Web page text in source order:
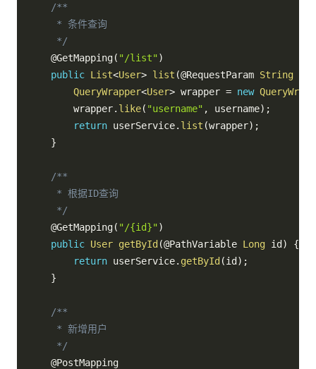
/**
     * 条件查询
     */
@GetMapping( "/list")
public List<User> list (@RequestParam String
QueryWrapper<User> wrapper = new
        wrapper
. like( "username" , username) ;
return userService. list (wrapper) ;
}
/**
     * 根据ID查询
     */
@GetMapping( "/{id}")
public User getById(@PathVariable Long id)
{
return userService. getById(id) ;
}
/**
     * 新增用户
     */
@PostMapping